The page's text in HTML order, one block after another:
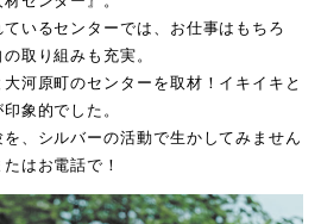
いるセンターでは、お仕事はもちろ
取り組みも充実。
河原町のセンターを取材！イキイキと
象的でした。
、シルバーの活動で生かしてみません
はお電話で！